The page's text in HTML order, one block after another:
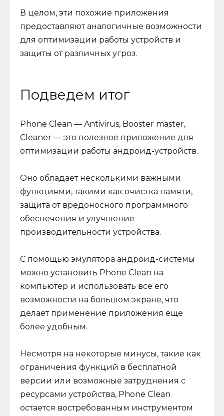
В целом, эти похожие приложения
предоставляют аналогичные возможности
для оптимизации работы устройств и
защиты от различных угроз.
Подведем итог
Phone Clean — Antivirus, Booster master,
Cleaner — это полезное приложение для
оптимизации работы андроид-устройств.
Оно обладает несколькими важными
функциями, такими как очистка памяти,
защита от вредоносного программного
обеспечения и улучшение
производительности устройства.
С помощью эмулятора андроид-системы
можно установить Phone Clean на
компьютер и использовать все его
возможности на большом экране, что
делает применение приложения еще
более удобным.
Несмотря на некоторые минусы, такие как
ограничения функций в бесплатной
версии или возможные затруднения с
ресурсами устройства, Phone Clean
остается востребованным инструментом